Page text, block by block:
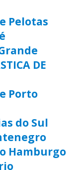
Pelotas
DE
Porto
do Sul
Hamburgo